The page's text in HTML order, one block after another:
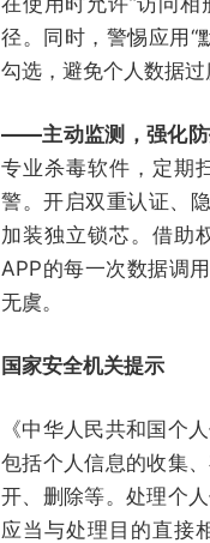
径。同时，警惕应用“
勾选，避免个人数据过
——主动监测，强化防
专业杀毒软件，定期
警。开启双重认证、
加装独立锁芯。借助
APP的每一次数据调
无虞。
国家安全机关提示
《中华人民共和国个
包括个人信息的收集
开、删除等。处理个
应当与处理目的直接